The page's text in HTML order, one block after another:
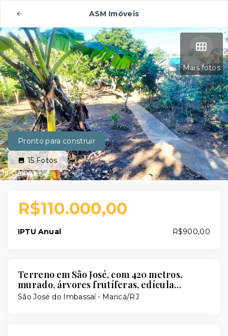
ASM Imóveis
Mais fotos
Pronto para construir
15Fotos
R$110.000,00
IPTU Anual R$900,00
Terreno em São José, com 420 metros,
murado, árvores frutíferas, edícula…
São José do Imbassaí - Maricá/RJ